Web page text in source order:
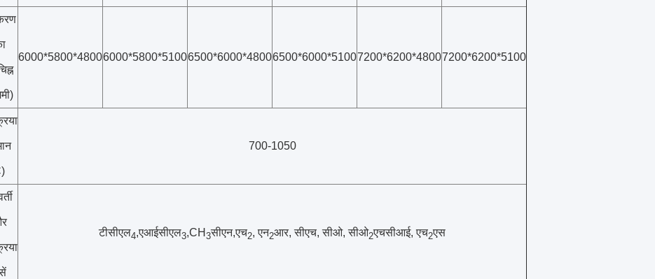
6000*5800*48006000*5800*51006500*6000*48006500*6000*51007200*6200*48007200*6200*5100
700-1050
टीसीएल4,एआईसीएल3,CH 3सीएन,एच2, एन2आर, सीएच, सीओ, सीओ2एचसीआई, एच2एस